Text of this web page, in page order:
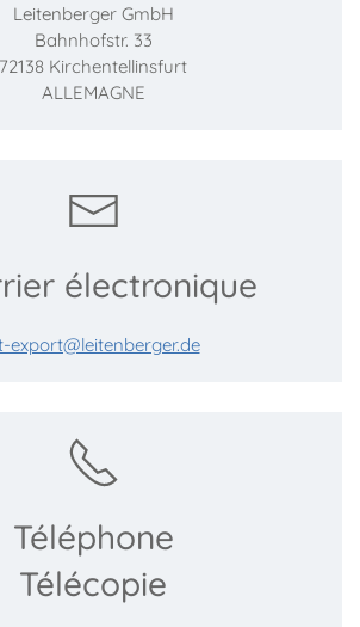
Leitenberger GmbH
Bahnhofstr. 33
72138 Kirchentellinsfurt
ALLEMAGNE
électronique
export@leitenberger.de
Téléphone
Télécopie